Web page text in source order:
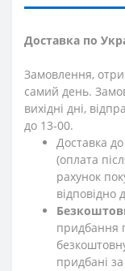
Доставка по
Замовлення,
самий день.
вихідні дні,
до 13-00.
Доставка
(оплата
рахунок
відповідно
придбання
придбані